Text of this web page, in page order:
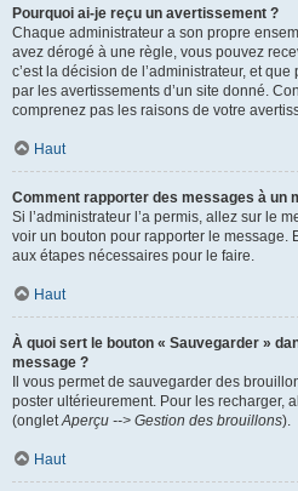
Pourquoi ai-je reçu un avertissement ?
Chaque administrateur a son propre
avez dérogé à une règle, vous pouvez
c’est la décision de l’administrateur, et
par les avertissements d’un site donné.
comprenez pas les raisons de votre
Haut
Comment rapporter des messages à un
Si l’administrateur l’a permis, allez sur le
voir un bouton pour rapporter le message.
aux étapes nécessaires pour le faire.
Haut
À quoi sert le bouton « Sauvegarder »
message ?
Il vous permet de sauvegarder des
poster ultérieurement. Pour les recharger,
(ongletAperçu --> Gestion des brouillons).
Haut